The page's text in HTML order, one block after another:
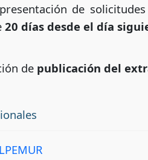
de
20 días desde el día
de publicación del